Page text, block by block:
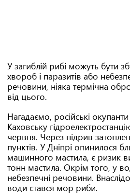
У загиблій рибі можуть бути
хвороб і паразитів або
речовини, ніяка термічна
від цього.
Нагадаємо, російські окупанти
Каховську
червня. Через підрив
пунктів. У Дніпрі опинилося
машинного мастила, є ризик
тонн мастила. Окрім того, у
небезпечні речовини.
води стався мор риби.